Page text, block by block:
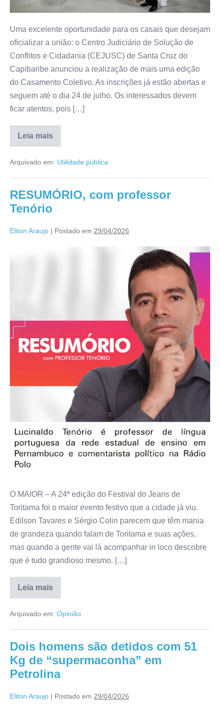
Uma excelente oportunidade para os casais que desejam
oficializar a união: o Centro Judiciário de Solução de
Conflitos e Cidadania (CEJUSC) de Santa Cruz do
Capibaribe anunciou a realização de mais uma edição
do Casamento Coletivo. As inscrições já estão abertas e
seguem até o dia 24 de julho. Os interessados devem
ficar atentos, pois […]
Leia mais
Arquivado em: Utilidade pública
RESUMÓRIO, com professor
Tenório
Eliton Araujo | Postado em 29/04/2026
O MAIOR – A 24ª edição do Festival do Jeans de
Toritama foi o maior evento festivo que a cidade já viu.
Edilson Tavares e Sérgio Colin parecem que têm mania
de grandeza quando falam de Toritama e suas ações,
mas quando a gente vai lá acompanhar in loco descobre
que é tudo grandioso mesmo. […]
Leia mais
Arquivado em: Opinião
Dois homens são detidos com 51
Kg de “supermaconha” em
Petrolina
Eliton Araujo | Postado em 29/04/2026